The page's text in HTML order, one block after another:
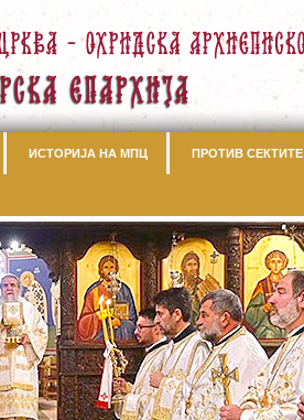
ИСТОРИЈА НА МПЦ ПРОТИВ СЕКТИТЕ